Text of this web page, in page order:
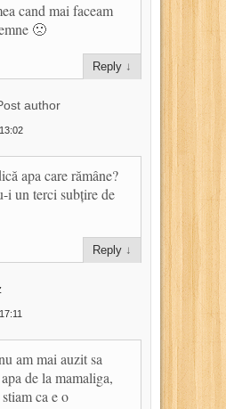
cand mai faceam
🙁
Reply ↓
author
apa care rămâne?
i un terci subțire de
Reply ↓
am mai auzit sa
de la mamaliga,
ca e o